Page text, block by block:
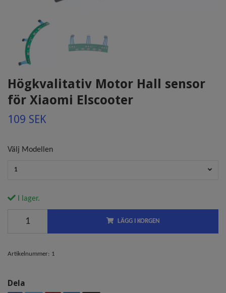
Högkvalitativ Motor Hall sensor
för Xiaomi Elscooter
109 SEK
Välj Modellen
1
I lager.
LÄGG I KORGEN
Artikelnummer: 1
Dela